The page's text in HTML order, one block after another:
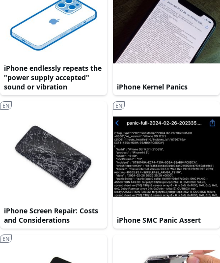
iPhone endlessly repeats the
"power supply accepted"
sound or vibration
iPhone Kernel Panics
iPhone Screen Repair: Costs
and Considerations
EN
iPhone SMC Panic Assert
EN
EN